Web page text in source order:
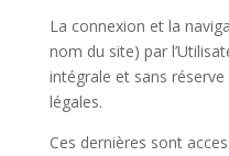
La connexion et la
nom du site) par
intégrale et sans
légales.
Ces dernières sont